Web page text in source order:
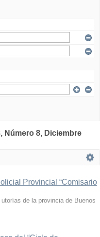
Número 8, Diciembre
Provincial “Comisario
de la provincia de Buenos